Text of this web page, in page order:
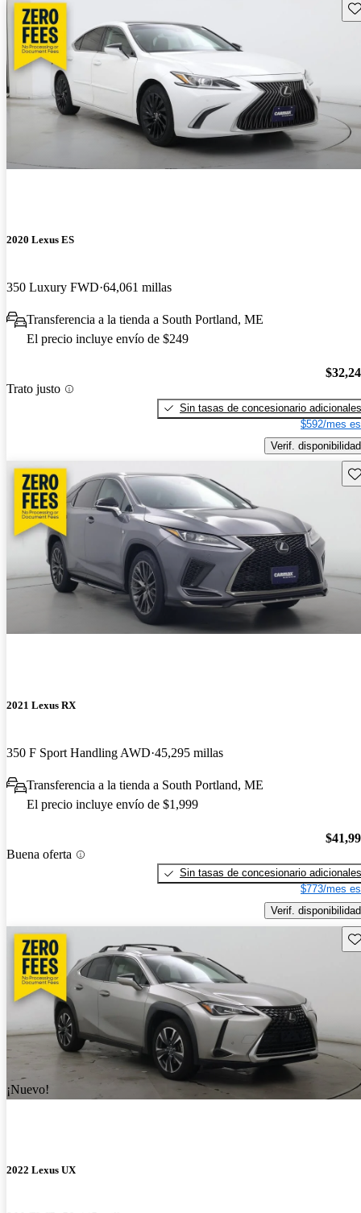
2020 Lexus ES
350 Luxury FWD 64,061 millas
Transferencia a la tienda a South Portland, ME
El precio incluye envío de $249
Trato justo
Sin tasas de concesionario adicionales
$592/mes
Verif. disponibilidad
2021 Lexus RX
350 F Sport Handling AWD 45,295 millas
Transferencia a la tienda a South Portland, ME
El precio incluye envío de $1,999
Buena oferta
Sin tasas de concesionario adicionales
$773/mes
Verif. disponibilidad
¡Nuevo!
2022 Lexus UX